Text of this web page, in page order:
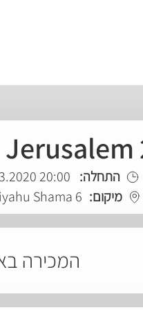
התחלה: 20:00 26.03.2020
מיקום: Shama 6
המכירה